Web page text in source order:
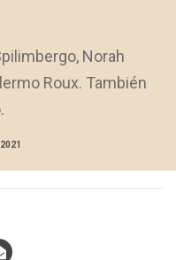
Norah
Roux. También